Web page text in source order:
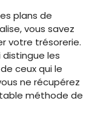
plans de
vous savez
votre trésorerie.
les
ceux qui le
ne récupérez
méthode de